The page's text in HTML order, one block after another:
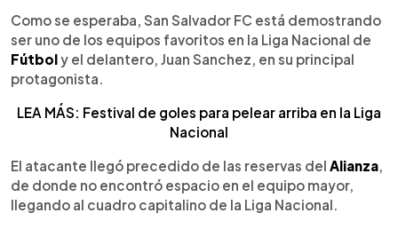
Escuchar artículo
Como se esperaba, San Salvador FC está demostrando
ser uno de los equipos favoritos en la Liga Nacional de
Fútboly el delantero, Juan Sanchez, en su principal
protagonista.
LEA MÁS: Festival de goles para pelear arriba en la Liga
Nacional
El atacante llegó precedido de las reservas del Alianza,
de donde no encontró espacio en el equipo mayor,
llegando al cuadro capitalino de la Liga Nacional.